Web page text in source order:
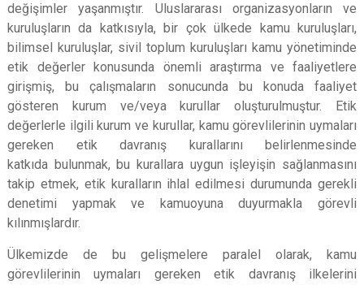
değişimler yaşanmıştır. Uluslararası organizasyonların ve
kuruluşların da katkısıyla, bir çok ülkede kamu kuruluşları,
bilimsel kuruluşlar, sivil toplum kuruluşları kamu yönetiminde
etik değerler konusunda önemli araştırma ve faaliyetlere
girişmiş, bu çalışmaların sonucunda bu konuda faaliyet
gösteren kurum ve/veya kurullar oluşturulmuştur. Etik
değerlerle ilgili kurum ve kurullar, kamu görevlilerinin uymaları
gereken etik davranış kurallarını belirlenmesinde
katkıda bulunmak, bu kurallara uygun işleyişin sağlanmasını
takip etmek, etik kuralların ihlal edilmesi durumunda gerekli
denetimi yapmak ve kamuoyunaduyurmakla görevli
kılınmışlardır.
Ülkemizde de bu gelişmelere paralel olarak, kamu
görevlilerinin uymaları gereken etik davranış ilkelerini